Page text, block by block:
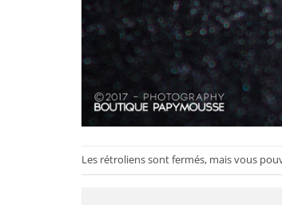
Les rétroliens sont fermés, mais vous